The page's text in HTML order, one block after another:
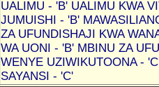
UALIMU - 'B' UALIMU KWA
JUMUISHI - 'B'
ZA UFUNDISHAJI KWA
WA UONI - 'B' MBINU ZA
WENYE UZIWIKUTOONA -
SAYANSI - 'C'